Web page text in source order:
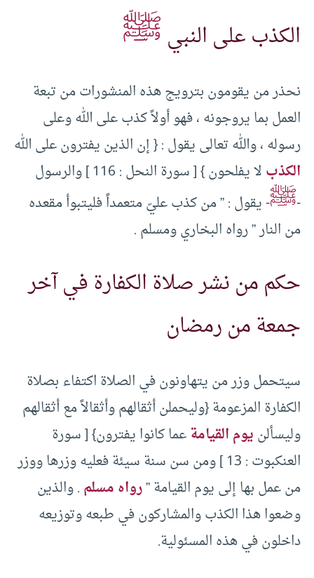
الكذب على النبي ﷺ
نحذر من يقومون بترويج هذه المنشورات من تبعة
العمل بما يروجونه ، فهو أولاً كذب على الله وعلى
رسوله ، والله تعالى يقول : { إن الذين يفترون على الله
الكذب
لا يفلحون } [ سورة النحل : 116 ] والرسول
-ﷺ- يقول : ” من كذب عليّ متعمداً فليتبوأ مقعده
من النار ” رواه البخاري ومسلم .
حكم من نشر صلاة الكفارة في آخر
جمعة من رمضان
سيتحمل وزر من يتهاونون في الصلاة اكتفاء بصلاة
الكفارة المزعومة {وليحملن أثقالهم وأثقالاً مع أثقالهم
وليسألنيوم القيامةعما كانوا يفترون} [ سورة
العنكبوت : 13 ] ومن سن سنة سيئة فعليه وزرها ووزر
من عمل بها إلى يوم القيامة ”رواه مسلم. والذين
وضعوا هذا الكذب والمشاركون في طبعه وتوزيعه
داخلون في هذه المسئولية.